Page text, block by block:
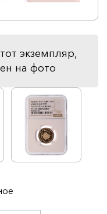
экземпляр,
на фото